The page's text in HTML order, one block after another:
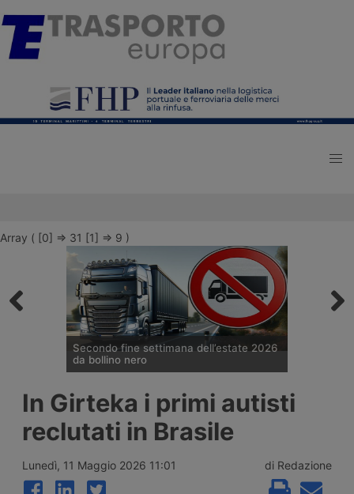
Array ( [0] => 31 [1] => 9 )
Secondo fine settimana dell’estate 2026
da bollino nero
e potenziamento del personale Anas sulla
rete nazionale nel weekend che apre la
settimana di Ferragosto, con oltre 25
milioni di spostamenti attesi tra il 7 e il 9
In Girteka i primi autisti
reclutati in Brasile
Lunedì, 11 Maggio 2026 11:01 di Redazione